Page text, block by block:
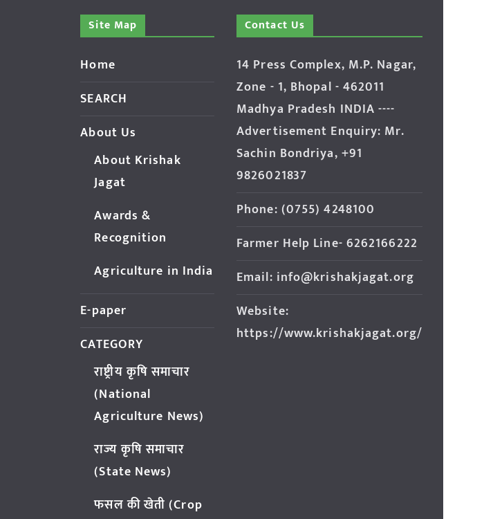
Site Map
Home
SEARCH
About Us
About Krishak
Jagat
Awards &
Recognition
Agriculture in India
E-paper
CATEGORY
राष्ट्रीय कृषि समाचार
(National
Agriculture News)
राज्य कृषि समाचार
(State News)
फसल की खेती (Crop
Contact Us
14 Press Complex, M.P. Nagar,
Zone - 1, Bhopal - 462011
Madhya Pradesh INDIA ----
Advertisement Enquiry: Mr.
Sachin Bondriya, +91
9826021837
Phone: (0755) 4248100
Farmer Help Line- 6262166222
Email: info@krishakjagat.org
Website:
https://www.krishakjagat.org/